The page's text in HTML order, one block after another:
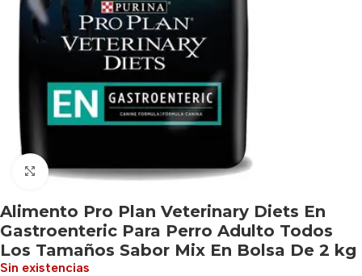
Haga clic para ampliar
Alimento Pro Plan Veterinary Diets En
Gastroenteric Para Perro Adulto Todos
Los Tamaños Sabor Mix En Bolsa De 2 kg
Sin existencias